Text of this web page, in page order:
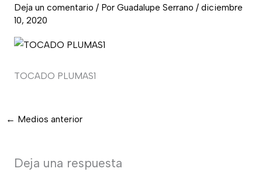
Deja un comentario / Por Guadalupe Serrano / diciembre
10, 2020
TOCADO PLUMAS1
← Medios anterior
Deja una respuesta